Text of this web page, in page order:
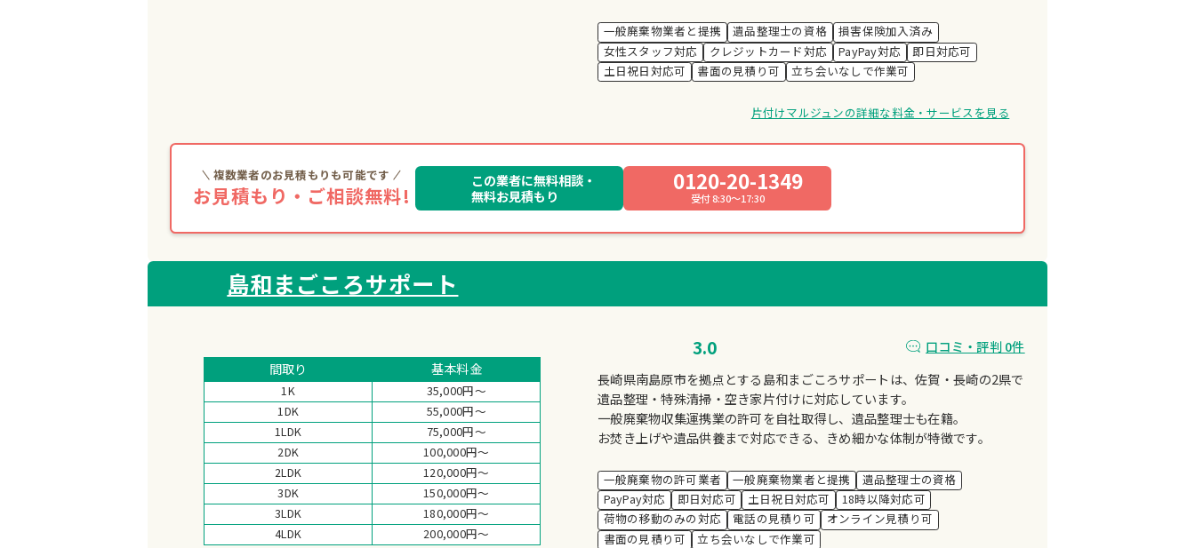
一般廃棄物業者と提携 遺品整理士の資格
損害保険加入済み
女性スタッフ対応
クレジットカード対応 PayPay対応
即日対応可
土日祝日対応可
書面の見積り可 立ち会いなしで作業可
片付けマルジュンの詳細な料金・サービスを見る
複数業者のお見積もりも可能です
お見積もり・ご相談無料!
0120-20-1349
受付 8:30～17:30
この業者に無料相談・
無料お見積もり
島和まごころサポート
間取り 基本料金
1K
35,000円～
1DK
55,000円～
1LDK
75,000円～
2DK
100,000円～
2LDK
120,000円～
3DK
150,000円～
3LDK
180,000円～
4LDK
200,000円～
3.0
口コミ・評判 0件
長崎県南島原市を拠点とする島和まごころサポートは、佐賀・長崎の2県で
遺品整理・特殊清掃・空き家片付けに対応しています。
一般廃棄物収集運携業の許可を自社取得し、遺品整理士も在籍。
お焚き上げや遺品供養まで対応できる、きめ細かな体制が特徴です。
一般廃棄物の許可業者 一般廃棄物業者と提携
遺品整理士の資格
PayPay対応
即日対応可 土日祝日対応可
18時以降対応可
荷物の移動のみの対応
電話の見積り可
オンライン見積り可
書面の見積り可
立ち会いなしで作業可